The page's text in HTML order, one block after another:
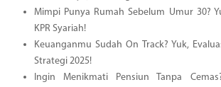
Mimpi Punya Rumah Sebelum Umur 30?
KPR Syariah!
Keuanganmu Sudah On Track? Yuk,
Strategi 2025!
Ingin Menikmati Pensiun Tanpa